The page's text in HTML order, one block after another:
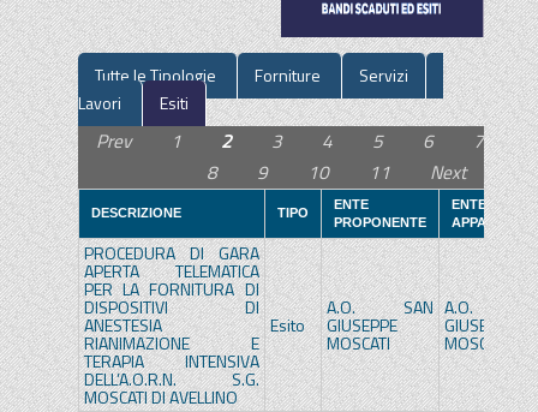
Tutte le Tipologie Forniture
Servizi
Lavori
Esiti
Prev 1 2 3 4 5 6
7
8
9 10 11 Next
DESCRIZIONE TIPO
ENTE
PROPONENTE
ENTE
APPALTANTE
PROCEDURA DI GARA
APERTA TELEMATICA
PER LA FORNITURA DI
DISPOSITIVI DI
ANESTESIA
RIANIMAZIONE E
TERAPIA INTENSIVA
DELL’A.O.R.N. S.G.
MOSCATI DI AVELLINO
Esito
A.O. SAN
GIUSEPPE
MOSCATI
A.O.
GIUSEPPE
MOSCATI